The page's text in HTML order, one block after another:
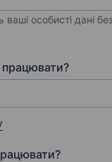
ваші особисті дані